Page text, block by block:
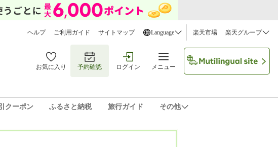
ヘルプ ご利用ガイド サイトマップ Language 楽天市場 楽天グループ
お気に入り 予約確認 ログイン メニュー
クーポン ふるさと納税 旅行ガイド その他